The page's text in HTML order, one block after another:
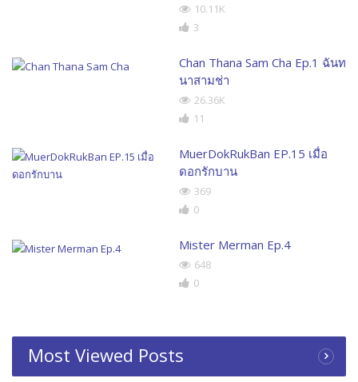
10.11K
3
Chan Thana Sam Cha Ep.1 ฉันท
นาสามช่า
26.36K
11
MuerDokRukBan EP.15 เมื่อ
ดอกรักบาน
369
0
Mister Merman Ep.4
648
0
Most Viewed Posts